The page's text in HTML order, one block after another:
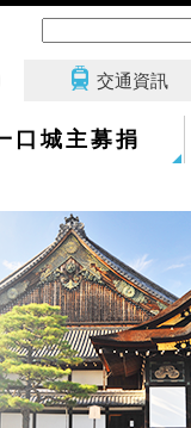
口城主募捐
交通資訊